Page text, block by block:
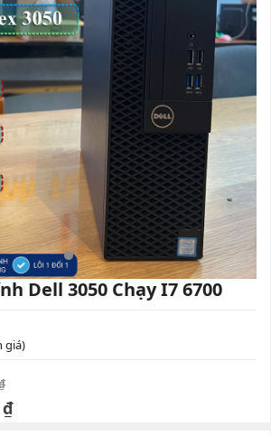
Dell 3050 Chạy I7 6700
giá)
₫